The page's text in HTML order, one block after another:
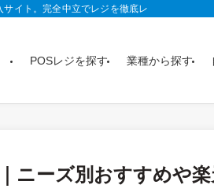
イト。完全中立でレジを徹底レビュー。おす
POSレジを探す 業種から探す
ニーズ別おすすめや